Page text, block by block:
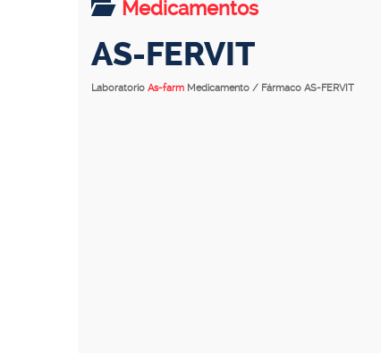
Medicamentos
AS-FERVIT
Laboratorio As-farm Medicamento / Fármaco AS-FERVIT